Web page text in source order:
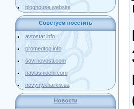
bloghouse.website
Советуем посетить
avtostar.info
promedtop.info
sovrnovosti.com
navlasniochi.com
novyny.kharkiv.ua
Новости